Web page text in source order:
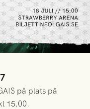
på plats på
15.00.